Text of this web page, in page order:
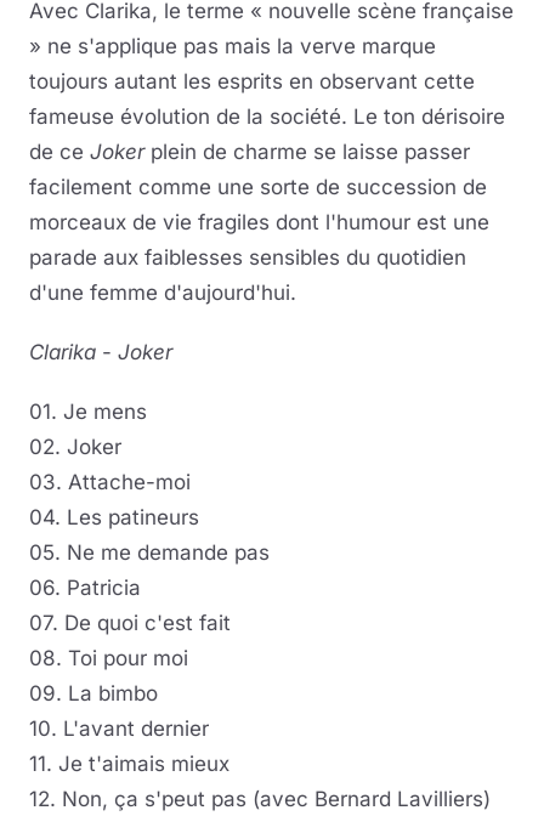
Avec Clarika, le terme « nouvelle scène française
» ne s'applique pas mais la verve marque
toujours autant les esprits en observant cette
fameuse évolution de la société. Le ton dérisoire
de ce Jokerplein de charme se laisse passer
facilement comme une sorte de succession de
morceaux de vie fragiles dont l'humour est une
parade aux faiblesses sensibles du quotidien
d'une femme d'aujourd'hui.
Clarika - Joker
01. Je mens
02. Joker
03. Attache-moi
04. Les patineurs
05. Ne me demande pas
06. Patricia
07. De quoi c'est fait
08. Toi pour moi
09. La bimbo
10. L'avant dernier
11. Je t'aimais mieux
12. Non, ça s'peut pas (avec Bernard Lavilliers)